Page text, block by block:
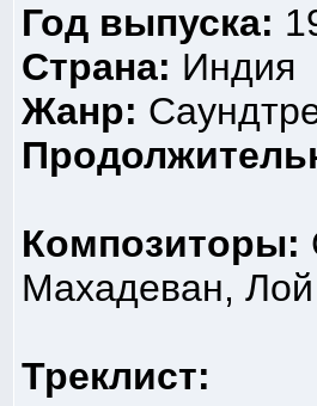
Год выпуска:
Страна: Индия
Жанр:
Композиторы:
Махадеван,
Треклист: